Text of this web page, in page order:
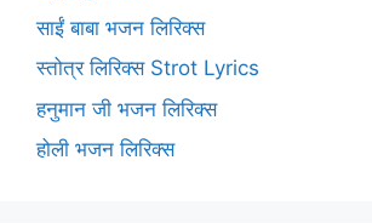
साईं बाबा भजन लिरिक्स
स्तोत्र लिरिक्स Strot Lyrics
हनुमान जी भजन लिरिक्स
होली भजन लिरिक्स